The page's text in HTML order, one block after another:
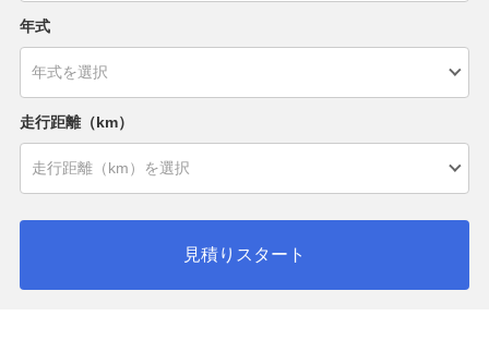
年式
走行距離（km）
見積りスタート